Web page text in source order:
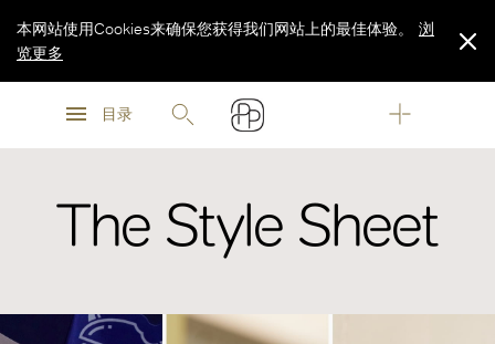
浏
目录
本网站使用Cookies来确保您获得我们网站上的最佳体验。
浏
览更多
The Style Sheet